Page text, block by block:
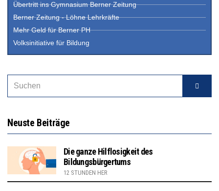
Übertritt ins Gymnasium Berner Zeitung
Berner Zeitung - Löhne Lehrkräfte
Mehr Geld für Berner PH
Volksinitiative für Bildung
Neuste Beiträge
Die ganze Hilflosigkeit des
Bildungsbürgertums
12 STUNDEN HER